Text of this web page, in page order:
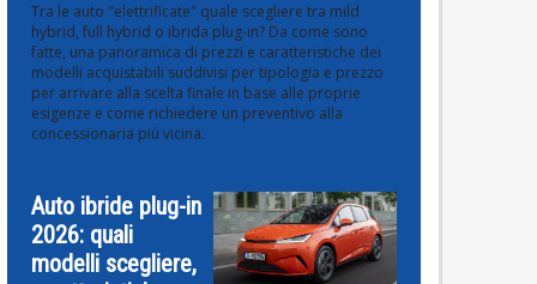
Tra le auto "elettrificate" quale scegliere tra mild
hybrid, full hybrid o ibrida plug-in? Da come sono
fatte, una panoramica di prezzi e caratteristiche dei
modelli acquistabili suddivisi per tipologia e prezzo
per arrivare alla scelta finale in base alle proprie
esigenze e come richiedere un preventivo alla
concessionaria più vicina.
Auto ibride plug-in
2026: quali
modelli scegliere,